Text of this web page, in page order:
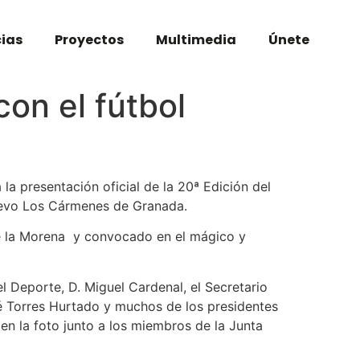
Proyectos Multimedia Únete
el fútbol
presentación oficial de la 20ª Edición del
Los Cármenes de Granada.
Morena y convocado en el mágico y
D. Miguel Cardenal, el Secretario
Hurtado y muchos de los presidentes
la foto junto a los miembros de la Junta